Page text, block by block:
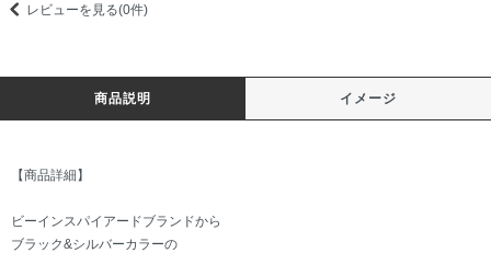
レビューを見る(0件)
商品説明 イメージ
【商品詳細】
ビーインスパイアードブランドから
ブラック&シルバーカラーの